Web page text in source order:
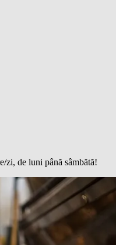
zi, de luni până sâmbătă!